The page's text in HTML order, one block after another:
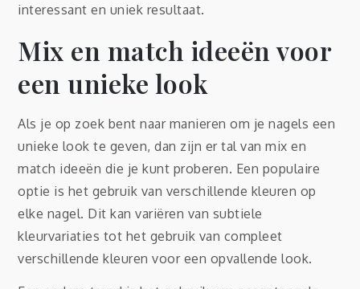
interessant en uniek resultaat.
Mix en match ideeën voor
een unieke look
Als je op zoek bent naar manieren om je nagels een
unieke look te geven, dan zijn er tal van mix en
match ideeën die je kunt proberen. Een populaire
optie is het gebruik van verschillende kleuren op
elke nagel. Dit kan variëren van subtiele
kleurvariaties tot het gebruik van compleet
verschillende kleuren voor een opvallende look.